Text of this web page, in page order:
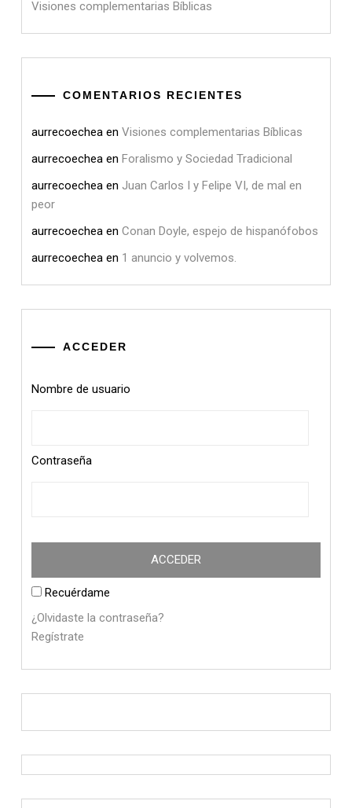
Visiones complementarias Bíblicas
COMENTARIOS RECIENTES
aurrecoechea en Visiones complementarias Bíblicas
aurrecoechea en Foralismo y Sociedad Tradicional
aurrecoechea en Juan Carlos I y Felipe VI, de mal en
peor
aurrecoechea en Conan Doyle, espejo de hispanófobos
aurrecoechea en 1 anuncio y volvemos.
ACCEDER
Nombre de usuario
Contraseña
Recuérdame
¿Olvidaste la contraseña?
Regístrate